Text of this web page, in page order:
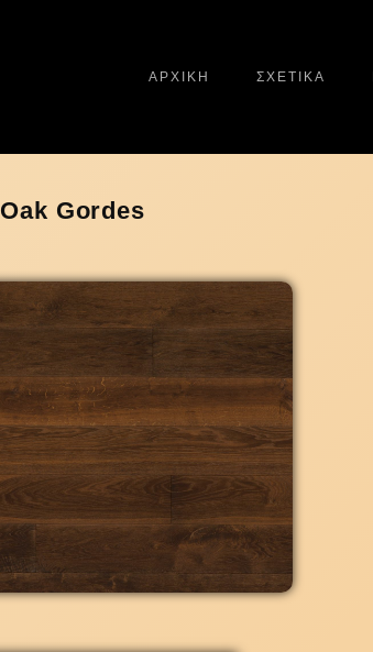
ΑΡΧΙΚΗ ΣΧΕΤΙΚΑ
Oak Gordes